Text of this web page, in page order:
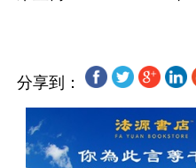
分享到：